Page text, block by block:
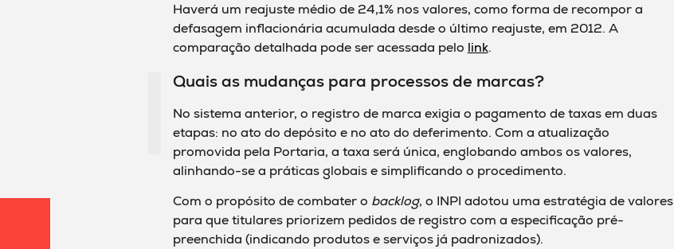
Haverá um reajuste médio de 24,1% nos valores, como forma de recompor a
defasagem inflacionária acumulada desde o último reajuste, em 2012. A
comparação detalhada pode ser acessada pelo link.
Quais as mudanças para processos de marcas?
No sistema anterior, o registro de marca exigia o pagamento de taxas em duas
etapas: no ato do depósito e no ato do deferimento. Com a atualização
promovida pela Portaria, a taxa será única, englobando ambos os valores,
alinhando-se a práticas globais e simplificando o procedimento.
Com o propósito de combater o backlog, o INPI adotou uma estratégia de valores
para que titulares priorizem pedidos de registro com a especificação pré-
preenchida (indicando produtos e serviços já padronizados).